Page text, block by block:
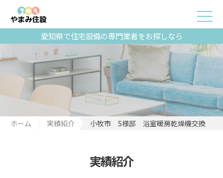
愛知県で住宅設備の専門業者をお探しなら
ホーム 実績紹介 小牧市 S様邸 浴室暖房乾燥機交換
実績紹介